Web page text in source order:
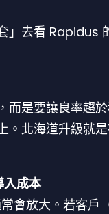
」去看 Rapidus
而是要讓良率趨
。北海道升級就
入成本
會放大。若客戶